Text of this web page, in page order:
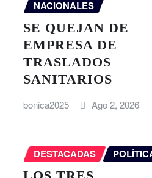
NACIONALES
SE QUEJAN DE
EMPRESA DE
TRASLADOS
SANITARIOS
bonica2025 Ago 2, 2026
DESTACADAS